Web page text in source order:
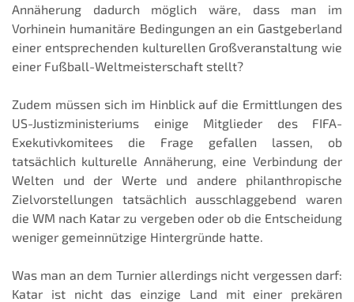
Annäherung dadurch möglich wäre, dass man im
Vorhinein humanitäre Bedingungen an ein Gastgeberland
einer entsprechenden kulturellen Großveranstaltung wie
einer Fußball-Weltmeisterschaft stellt?
Zudem müssen sich im Hinblick auf die Ermittlungen des
US-Justizministeriums einige Mitglieder des FIFA-
Exekutivkomitees die Frage gefallen lassen, ob
tatsächlich kulturelle Annäherung, eine Verbindung der
Welten und der Werte und andere philanthropische
Zielvorstellungen tatsächlich ausschlaggebend waren
die WM nach Katar zu vergeben oder ob die Entscheidung
weniger gemeinnützige Hintergründe hatte.
Was man an dem Turnier allerdings nicht vergessen darf:
Katar ist nicht das einzige Land mit einer prekären